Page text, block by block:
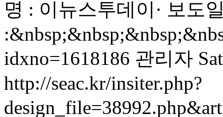
명 : 이뉴스투데이· 보도
idxno=1618186 관리자
http://seac.kr/insiter.php?